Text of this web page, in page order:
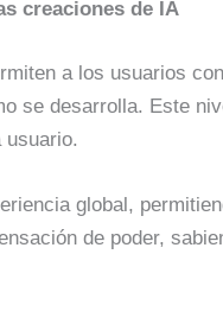
creaciones de IA
a los usuarios
se desarrolla. Este
usuario.
global,
de poder,